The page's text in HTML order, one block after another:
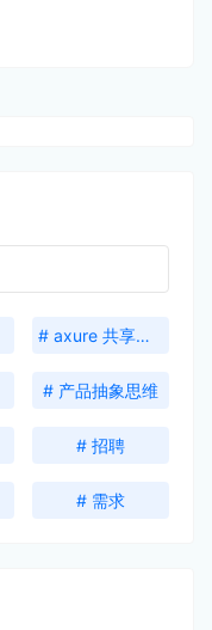
# axure 共享激活码
# 产品抽象思维
# 招聘
# 需求